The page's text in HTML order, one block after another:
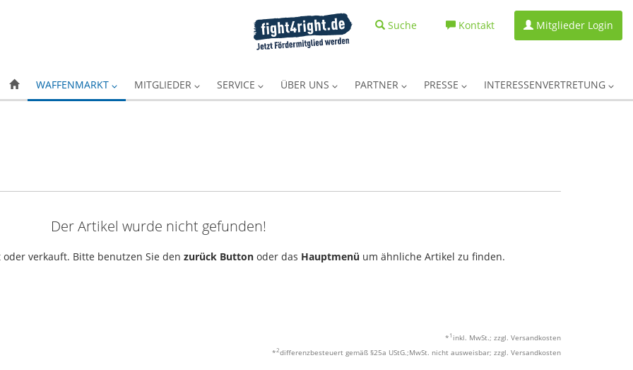
Suche Kontakt Mitglieder Login
WAFFENMARKT MITGLIEDER SERVICE ÜBER UNS PARTNER PRESSE INTERESSENVERTRETUNG
Der Artikel wurde nicht gefunden!
verkauft. Bitte benutzen Sie den zurück Button oder das Hauptmenü um ähnliche Artikel zu finden.
* 1 inkl. MwSt.; zzgl. Versandkosten
*2differenzbesteuert gemäß §25a UStG.;MwSt. nicht ausweisbar; zzgl. Versandkosten